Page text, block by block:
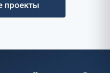
проекты